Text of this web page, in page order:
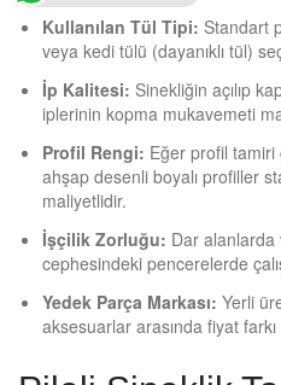
Kullanılan Tül Tipi: Standart
veya kedi tülü (dayanıklı tül)
İp Kalitesi: Sinekliğin açılıp
iplerinin kopma mukavemeti
Profil Rengi: Eğer profil
ahşap desenli boyalı profiller
maliyetlidir.
İşçilik Zorluğu: Dar alanlarda
cephesindeki pencerelerde
Yedek Parça Markası: Yerli
aksesuarlar arasında fiyat